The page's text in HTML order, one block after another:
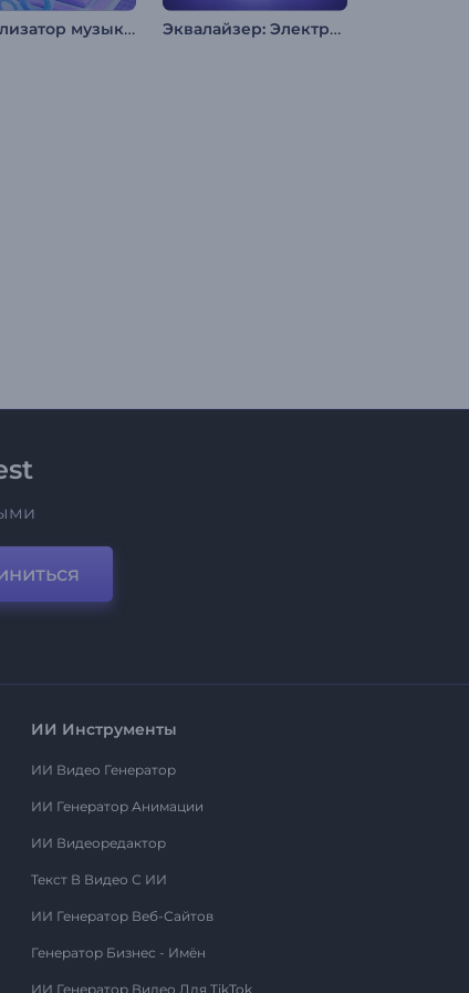
Визуализатор музыки: Кинетическое движение Эквалайзер: Электрический пульс
ИИ Инструменты
ИИ Видео Генератор
ИИ Генератор Анимации
ИИ Видеоредактор
Текст В Видео С ИИ
ИИ Генератор Веб-Сайтов
Генератор Бизнес - Имён
ИИ Генератор Видео Для TikTok